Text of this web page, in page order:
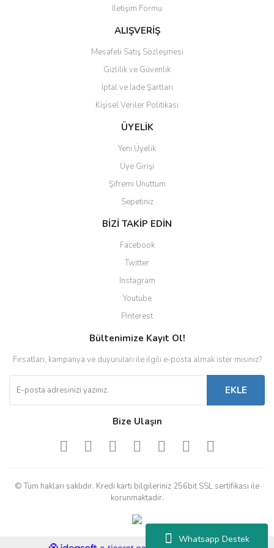
Whatsapp Destek
Ürün fiyatı diğer sitelerden daha pahalı.
Bu ürüne benzer farklı alternatifler olmalı.
Gönder
İletişim Formu
ALIŞVERİŞ
Mesafeli Satış Sözleşmesi
Gizlilik ve Güvenlik
İptal ve İade Şartları
Kişisel Veriler Politikası
ÜYELİK
Yeni Üyelik
Üye Girişi
Şifremi Unuttum
Sepetiniz
BİZİ TAKİP EDİN
Facebook
Twitter
Instagram
Youtube
Pinterest
Bültenimize Kayıt Ol!
Fırsatları, kampanya ve duyuruları ile ilgili e-posta almak ister misiniz?
EKLE
Bize Ulaşın
© Tüm hakları saklıdır. Kredi kartı bilgileriniz 256bit SSL sertifikası ile
korunmaktadır.